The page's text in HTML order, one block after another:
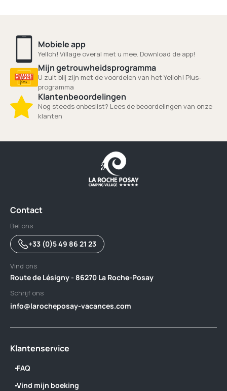
Mobiele app
Yelloh! Village overal met u mee. Download de app!
Mijn getrouwheidsprogramma
U zult blij zijn met de voordelen van het Yelloh! Plus-
programma
Klantenbeoordelingen
Nog steeds onbeslist? Lees de beoordelingen van onze
klanten
Contact
Bel ons
+33 (0)5 49 86 21 23
Vind ons
Route de Lésigny - 86270 La Roche-Posay
Schrijf ons
info@larocheposay-vacances.com
Klantenservice
FAQ
Vind mijn boeking